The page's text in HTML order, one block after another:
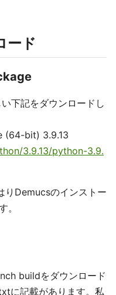
ード
下記をダウンロードし
(64-bit) 3.9.13
3.9.13/python-3.9.
りDemucsのインストー
。
buildをダウンロード
に記載があります。私